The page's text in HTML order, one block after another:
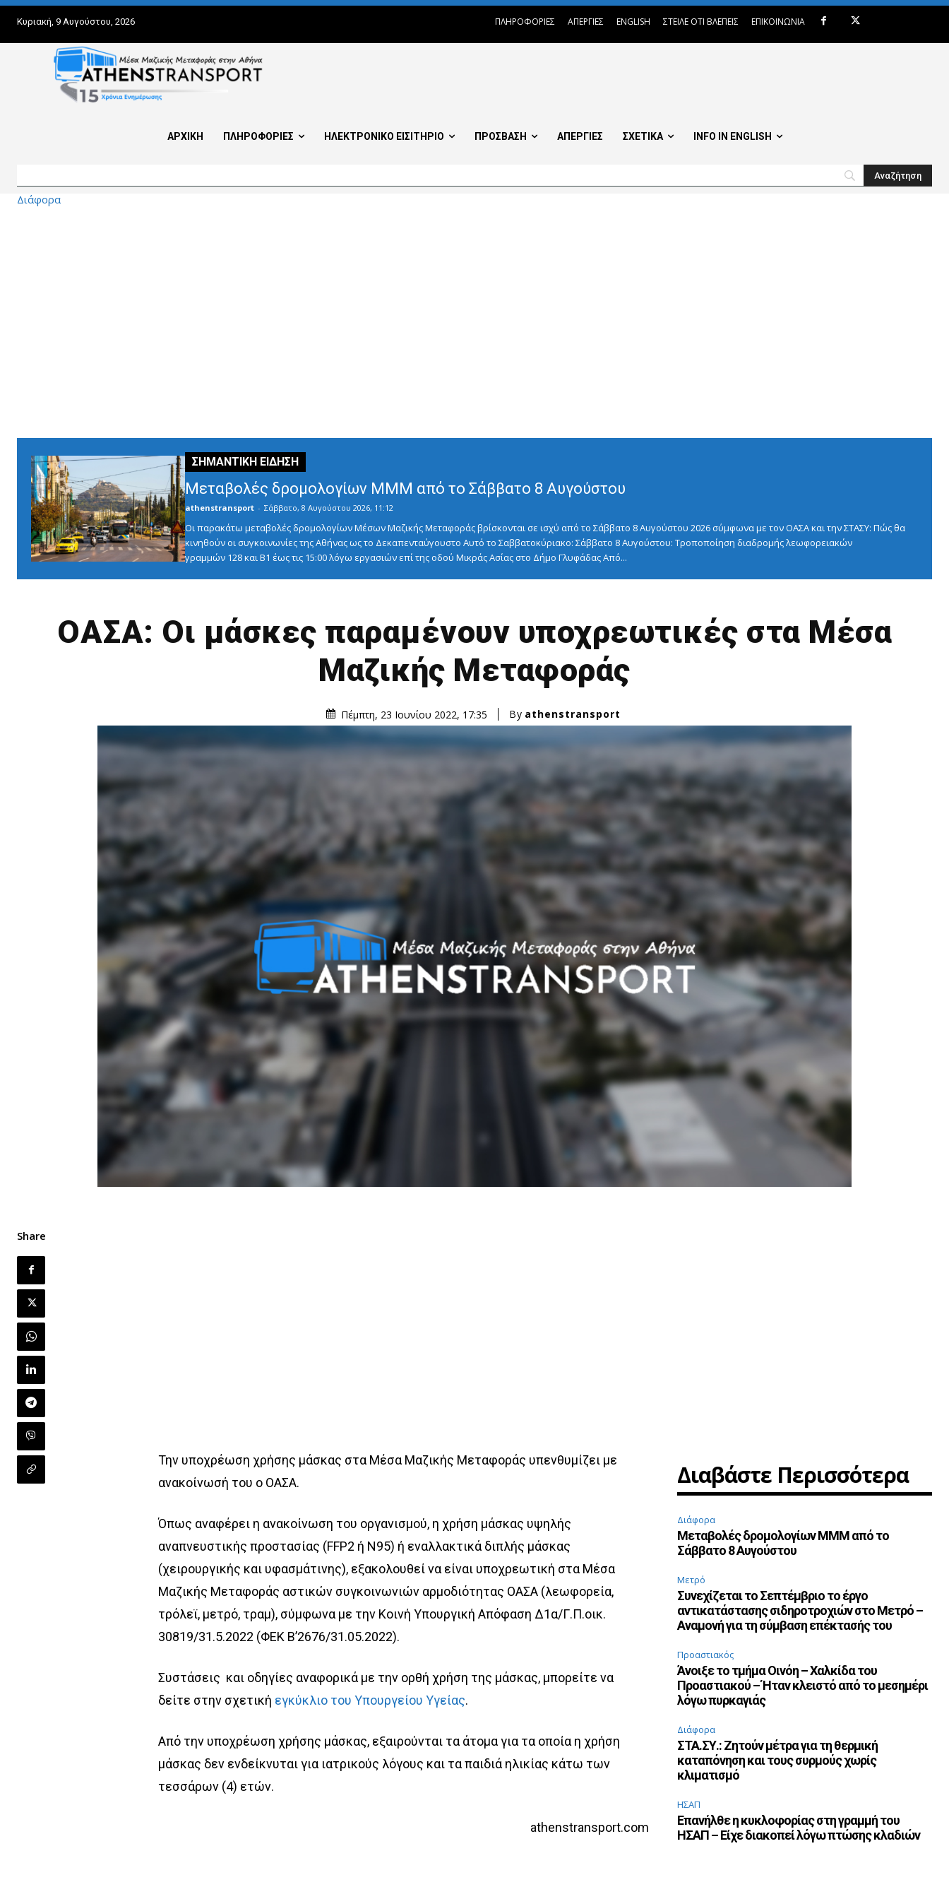
Κυριακή, 9 Αυγούστου, 2026 ΠΛΗΡΟΦΟΡΙΕΣ ΑΠΕΡΓΙΕΣ ENGLISH ΣΤΕΙΛΕ ΟΤΙ ΒΛΕΠΕΙΣ ΕΠΙΚΟΙΝΩΝΙΑ
ΑΡΧΙΚΗ ΠΛΗΡΟΦΟΡΙΕΣ ΗΛΕΚΤΡΟΝΙΚΟ ΕΙΣΙΤΗΡΙΟ ΠΡΟΣΒΑΣΗ ΑΠΕΡΓΙΕΣ ΣΧΕΤΙΚΑ INFO IN ENGLISH
Διάφορα
Μεταβολές δρομολογίων ΜΜΜ από το Σάββατο 8 Αυγούστου
athenstransport - Σάββατο, 8 Αυγούστου 2026, 11:12
Οι παρακάτω μεταβολές δρομολογίων Μέσων Μαζικής Μεταφοράς βρίσκονται σε ισχύ από το Σάββατο 8 Αυγούστου 2026 σύμφωνα με τον ΟΑΣΑ και την ΣΤΑΣΥ: Πώς θα
κινηθούν οι συγκοινωνίες της Αθήνας ως το Δεκαπενταύγουστο Αυτό το Σαββατοκύριακο: Σάββατο 8 Αυγούστου: Τροποποίηση διαδρομής λεωφορειακών
γραμμών 128 και Β1 έως τις 15:00 λόγω εργασιών επί της οδού Μικράς Ασίας στο Δήμο Γλυφάδας Από...
ΟΑΣΑ: Οι μάσκες παραμένουν υποχρεωτικές στα Μέσα
Μαζικής Μεταφοράς
Πέμπτη, 23 Ιουνίου 2022, 17:35 By athenstransport
Share
Την υποχρέωση χρήσης μάσκας στα Μέσα Μαζικής Μεταφοράς υπενθυμίζει με
ανακοίνωσή του ο ΟΑΣΑ.
Όπως αναφέρει η ανακοίνωση του οργανισμού, η χρήση μάσκας υψηλής
αναπνευστικής προστασίας (FFP2 ή Ν95) ή εναλλακτικά διπλής μάσκας
(χειρουργικής και υφασμάτινης), εξακολουθεί να είναι υποχρεωτική στα Μέσα
Μαζικής Μεταφοράς αστικών συγκοινωνιών αρμοδιότητας ΟΑΣΑ (λεωφορεία,
τρόλεϊ, μετρό, τραμ), σύμφωνα με την Κοινή Υπουργική Απόφαση Δ1α/Γ.Π.οικ.
30819/31.5.2022 (ΦΕΚ Β’2676/31.05.2022).
Συστάσεις και οδηγίες αναφορικά με την ορθή χρήση της μάσκας, μπορείτε να
δείτε στην σχετική εγκύκλιο του Υπουργείου Υγείας.
Από την υποχρέωση χρήσης μάσκας, εξαιρούνται τα άτομα για τα οποία η χρήση
μάσκας δεν ενδείκνυται για ιατρικούς λόγους και τα παιδιά ηλικίας κάτω των
τεσσάρων (4) ετών.
athenstransport.com
Διαβάστε Περισσότερα
Διάφορα
Μεταβολές δρομολογίων ΜΜΜ από το
Σάββατο 8 Αυγούστου
Μετρό
Συνεχίζεται το Σεπτέμβριο το έργο
αντικατάστασης σιδηροτροχιών στο Μετρό –
Αναμονή για τη σύμβαση επέκτασής του
Προαστιακός
Άνοιξε το τμήμα Οινόη – Χαλκίδα του
Προαστιακού – Ήταν κλειστό από το μεσημέρι
λόγω πυρκαγιάς
Διάφορα
ΣΤΑ.ΣΥ.: Ζητούν μέτρα για τη θερμική
καταπόνηση και τους συρμούς χωρίς
κλιματισμό
ΗΣΑΠ
Επανήλθε η κυκλοφορίας στη γραμμή του
ΗΣΑΠ – Είχε διακοπεί λόγω πτώσης κλαδιών